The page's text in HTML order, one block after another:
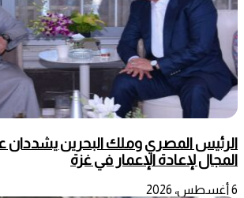
الرئيس المصري وملك البحرين يشددان
المجال لإعادة الإعمار في غزة
6 أغسطس، 2026